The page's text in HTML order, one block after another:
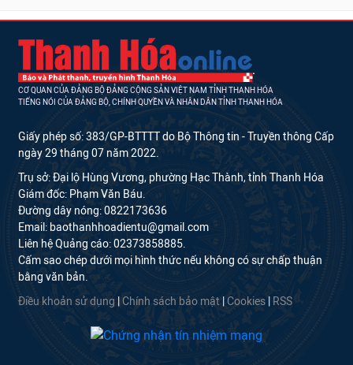
CƠ QUAN CỦA ĐẢNG BỘ ĐẢNG CỘNG SẢN VIỆT NAM TỈNH THANH HÓA
TIẾNG NÓI CỦA ĐẢNG BỘ, CHÍNH QUYỀN VÀ NHÂN DÂN TỈNH THANH HÓA
Giấy phép số: 383/GP-BTTTT do Bộ Thông tin - Truyền thông Cấp
ngày 29 tháng 07 năm 2022.
Trụ sở: Đại lộ Hùng Vương, phường Hạc Thành, tỉnh Thanh Hóa
Giám đốc: Phạm Văn Báu.
Đường dây nóng: 0822173636
Email: baothanhhoadientu@gmail.com
Liên hệ Quảng cáo: 02373858885.
Cấm sao chép dưới mọi hình thức nếu không có sự chấp thuận
bằng văn bản.
Điều khoản sử dụng Chính sách bảo mật Cookies RSS